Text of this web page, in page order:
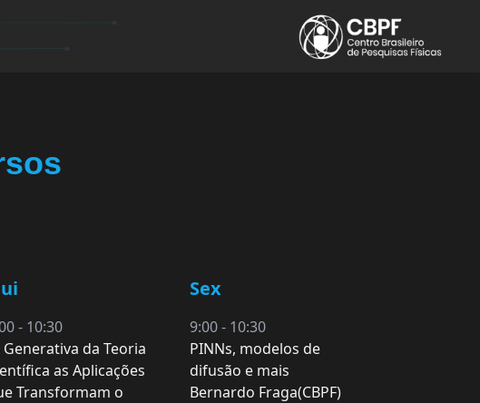
- 10:30
Generativa da Teoria
as Aplicações
Transformam o
Sex
9:00 - 10:30
PINNs, modelos de
difusão e mais
Bernardo Fraga(CBPF)